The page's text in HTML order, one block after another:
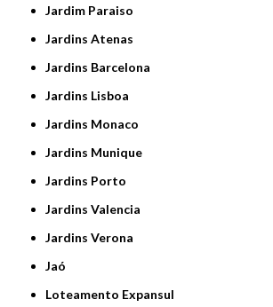
Jardim Paraiso
Jardins Atenas
Jardins Barcelona
Jardins Lisboa
Jardins Monaco
Jardins Munique
Jardins Porto
Jardins Valencia
Jardins Verona
Jaó
Loteamento Expansul